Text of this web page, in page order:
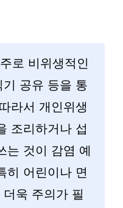
로 비위생적인
공유 등을 통
라서 개인위생
조리하거나 섭
는 것이 감염 예
히 어린이나 면
욱 주의가 필